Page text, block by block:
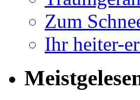
Zum
Ihr heiter-